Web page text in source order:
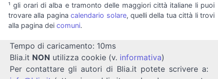
¹ gli orari di alba e tramonto delle maggiori città italiane li puoi
trovare alla paginacalendario solare, quelli della tua città li trovi
alla pagina dei comuni.
Tempo di caricamento: 10ms
Blia.it NON utilizza cookie (v. informativa)
Per contattare gli autori di Blia.it potete scrivere a: